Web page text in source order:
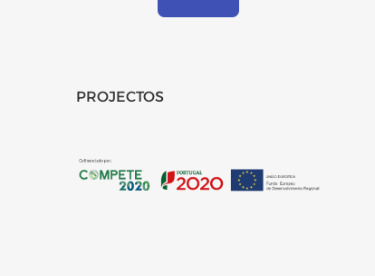
PROJECTOS